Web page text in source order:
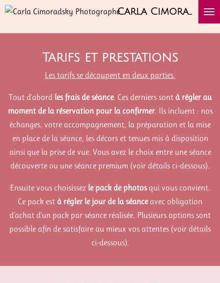
Passer
Carla Cimoradsky Photographe
Tarifs et prestations
Les tarifs se découpent en deux parties.
Tout d'abord les frais de séance. Ces derniers sont à régler au
moment de la réservation pour la confirmer. Ils incluent : nos
échanges, votre accompagnement, la préparation et la mise
en place de la séance, les décors et tenues mis à disposition
ainsi que la prise de vue. Vous avez le choix entre une séance
découverte ou une séance premium (voir détails ci-dessous).
Ensuite vous choisissez le pack de photosqui vous convient.
Ce pack est à régler le jour de la séanceavec obligation
d'achat d'un pack par séance réalisée. Plusieurs options sont
possible afin de satisfaire au mieux vos attentes (voir détails
ci-dessous).